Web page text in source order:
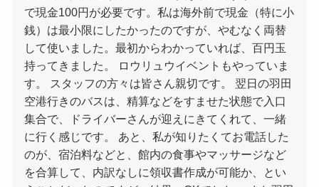
で現金100円が必要です。私は海外前で現金（特に小
銭）は最小限にしたかったのですが、やむなく両替
して使いました。最初からわかっていれば、百円玉
持ってきました。 ロウリュウイベントもやっていま
す。 スタッフの方々は皆さん親切です。 翌日の羽田
空港行きのバスは、精算などをすませた状態で入口
集合で、ドライバーさんが迎えにきてくれて、一緒
に行く感じです。 あと、私が知りたくてお電話した
のが、宿泊料などと、館内の食事やマッサージなど
を合算して、内訳なしに領収書作成が可能か、とい